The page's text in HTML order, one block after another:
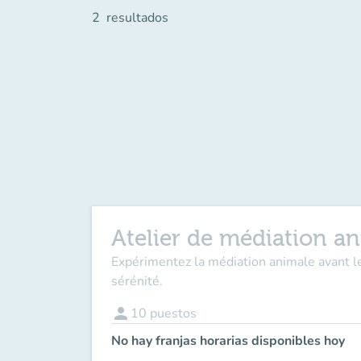
2 resultados
Atelier de médiation
Expérimentez la médiation animale avant
sérénité.
person 10 puestos
No hay franjas horarias disponibles hoy